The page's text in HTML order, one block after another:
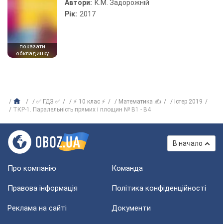
показати
обкладинку
Автори: К.М. Задорожній
Рік: 2017
✅ ГДЗ ✅ ⚡ 10 клас ⚡ Математика ✍
Істер 2019
ТКР-1. Паралельність прямих і площин № В1 - В4
В начало
Про компанію Команда
Правова інформація Політика конфіденційності
Реклама на сайті Документи